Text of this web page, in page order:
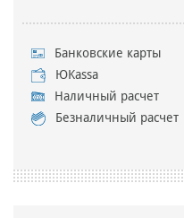
Банковские карты
ЮKassa
Наличный расчет
Безналичный расчет